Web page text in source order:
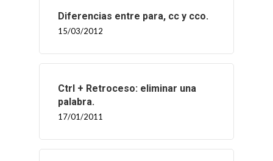
Diferencias entre para, cc y cco.
15/03/2012
Ctrl + Retroceso: eliminar una
palabra.
17/01/2011